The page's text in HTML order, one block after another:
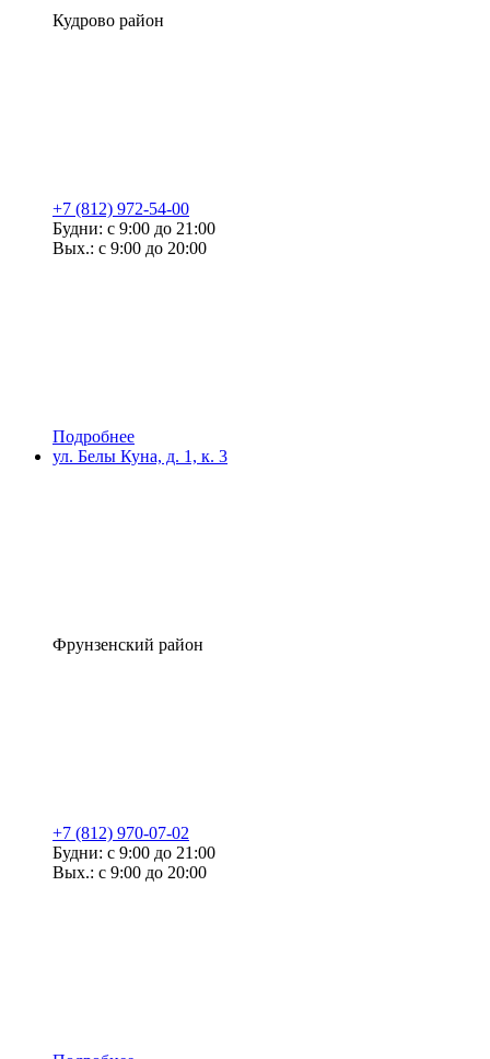
Кудрово район
+7 (812) 972-54-00
Будни: с 9:00 до 21:00
Вых.: с 9:00 до 20:00
Подробнее
ул. Белы Куна, д. 1, к. 3
Фрунзенский район
+7 (812) 970-07-02
Будни: с 9:00 до 21:00
Вых.: с 9:00 до 20:00